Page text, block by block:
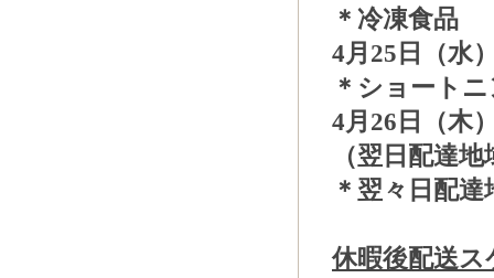
＊冷凍食品
4月25日（水
＊ショート
4月26日（木
（翌日配達地
＊翌々日配
休暇後配送